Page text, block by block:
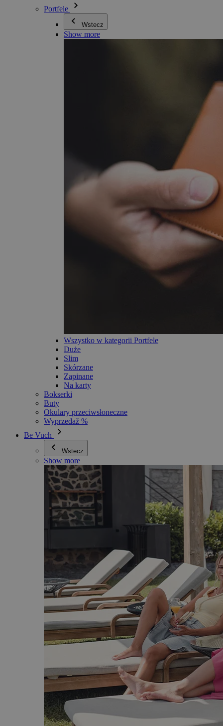
Portfele
Wstecz
Show more
Wszystko w kategorii Portfele
Duże
Slim
Skórzane
Zapinane
Na karty
Bokserki
Buty
Okulary przeciwsłoneczne
Wyprzedaž %
Be Vuch
Wstecz
Show more